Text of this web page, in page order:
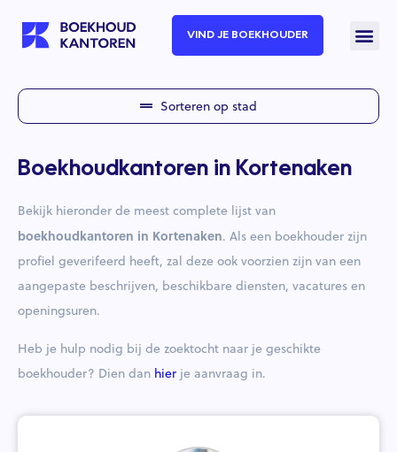
VIND JE BOEKHOUDER
Sorteren op stad
Boekhoudkantoren in Kortenaken
Bekijk hieronder de meest complete lijst van
boekhoudkantoren in Kortenaken. Als een boekhouder zijn
profiel geverifeerd heeft, zal deze ook voorzien zijn van een
aangepaste beschrijven, beschikbare diensten, vacatures en
openingsuren.
Heb je hulp nodig bij de zoektocht naar je geschikte
boekhouder? Dien dan hier je aanvraag in.